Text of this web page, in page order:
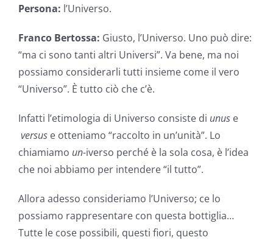
Persona: l’Universo.
Franco Bertossa: Giusto, l’Universo. Uno può dire:
“ma ci sono tanti altri Universi”. Va bene, ma noi
possiamo considerarli tutti insieme come il vero
“Universo”. È tutto ciò che c’è.
Infatti l’etimologia di Universo consiste di unus e
versus e otteniamo “raccolto in un’unità”. Lo
chiamiamo un-iverso perché è la sola cosa, è l’idea
che noi abbiamo per intendere “il tutto”.
Allora adesso consideriamo l’Universo; ce lo
possiamo rappresentare con questa bottiglia…
Tutte le cose possibili, questi fiori, questo